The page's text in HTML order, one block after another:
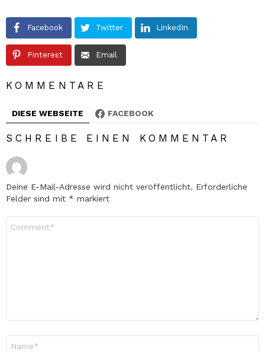
Facebook Twitter LinkedIn
Pinterest Email
KOMMENTARE
DIESE WEBSEITE FACEBOOK
SCHREIBE EINEN KOMMENTAR
Deine E-Mail-Adresse wird nicht veröffentlicht. Erforderliche
Felder sind mit * markiert